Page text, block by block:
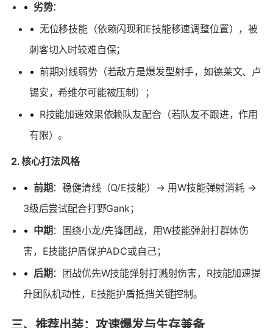
• 劣势：
• 无位移技能（依赖闪现和E技能移速调整位置），被
刺客切入时较难自保；
• 前期对线弱势（若敌方是爆发型射手，如德莱文、卢
锡安，希维尔可能被压制）；
• R技能加速效果依赖队友配合（若队友不跟进，作用
有限）。
2. 核心打法风格
• 前期 ：稳健清线（Q/E技能）→ 用W技能弹射消耗 →
3级后尝试配合打野Gank；
• 中期 ：围绕小龙/先锋团战，用W技能弹射打群体伤
害，E技能护盾保护ADC或自己；
• 后期 ：团战优先W技能弹射打溅射伤害，R技能加速提
升团队机动性，E技能护盾抵挡关键控制。
三、推荐出装：攻速爆发与生存兼备